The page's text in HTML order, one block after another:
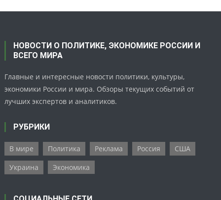
НОВОСТИ О ПОЛИТИКЕ, ЭКОНОМИКЕ РОССИИ И
ВСЕГО МИРА
Главные и интересные новости политики, культуры,
экономики России и мира. Обзоры текущих событий от
лучших экспертов и аналитиков.
РУБРИКИ
В мире Политика Реклама Россия
США
Украина
Экономика